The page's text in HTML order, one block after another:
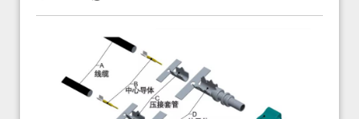
Rosenberger）缩写。起初为BMW需求用于车载收音机天线连
接，如今FAKRA已成为汽车行业通用标准的射频连接器，被业